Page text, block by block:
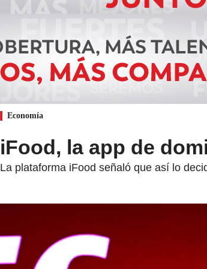
Economía
iFood, la app de
La plataforma iFood señaló que así lo